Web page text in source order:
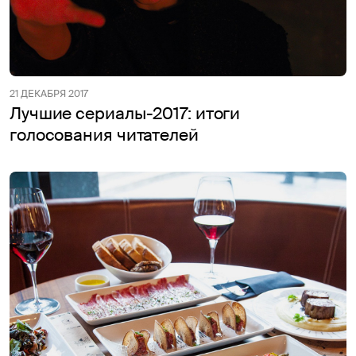
21 ДЕКАБРЯ 2017
Лучшие сериалы-2017: итоги
голосования читателей